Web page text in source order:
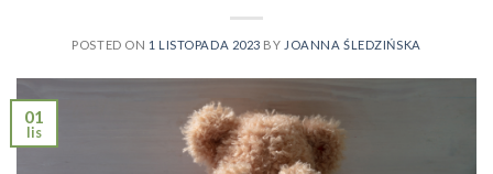
POSTED ON 1 LISTOPADA 2023 BY JOANNA ŚLEDZIŃSKA
01
lis